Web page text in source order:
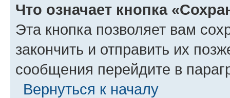
Что означает кнопка
Эта кнопка позволяет вам
закончить и отправить их
сообщения перейдите в
Вернуться к началу